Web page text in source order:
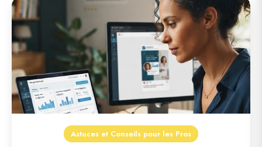
Astuces et Conseils pour les Pros